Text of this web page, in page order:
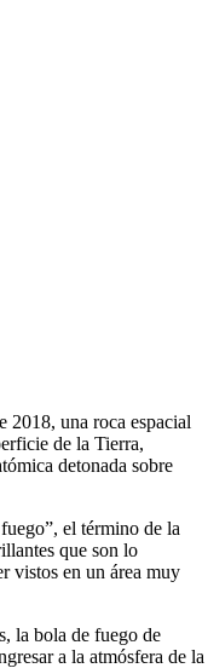
2018, una roca espacial
de la Tierra,
detonada sobre
el término de la
que son lo
vistos en un área muy
la bola de fuego de
a la atmósfera de la